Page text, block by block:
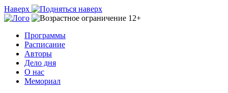
Наверх
Программы
Расписание
Авторы
Дело дня
О нас
Мемориал